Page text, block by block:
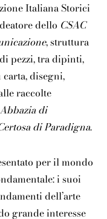
Italiana Storici
dello CSAC
, struttura
pezzi, tra dipinti,
disegni,
raccolte
Abbazia di
di Paradigna.
per il mondo
i suoi
dell’arte
grande interesse